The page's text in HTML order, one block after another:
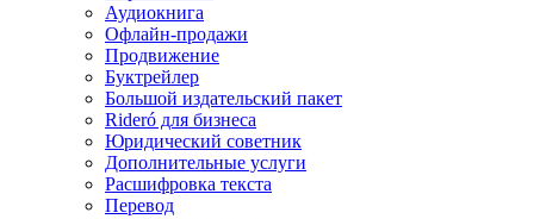
Аудиокнига
Офлайн-продажи
Продвижение
Буктрейлер
Большой издательский пакет
Rideró для бизнеса
Юридический советник
Дополнительные услуги
Расшифровка текста
Перевод